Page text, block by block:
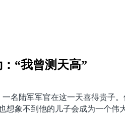
“我曾测天高”
名陆军军官在这一天喜得贵子
想象不到他的儿子会成为一个